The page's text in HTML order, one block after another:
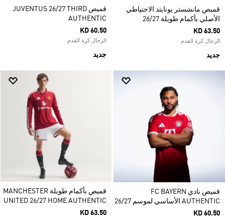
قميص مانشستر يونايتد الاحتياطي
الأصلي بأكمام طويلة 26/27
KD 63.50
الرجال كرة القدم
جديد
قميص JUVENTUS 26/27 THIRD
AUTHENTIC
KD 60.50
الرجال كرة القدم
جديد
قميص نادي FC BAYERN
AUTHENTIC الأساسي لموسم 26/27
KD 60.50
قميص بأكمام طويلة MANCHESTER
UNITED 26/27 HOME AUTHENTIC
KD 63.50